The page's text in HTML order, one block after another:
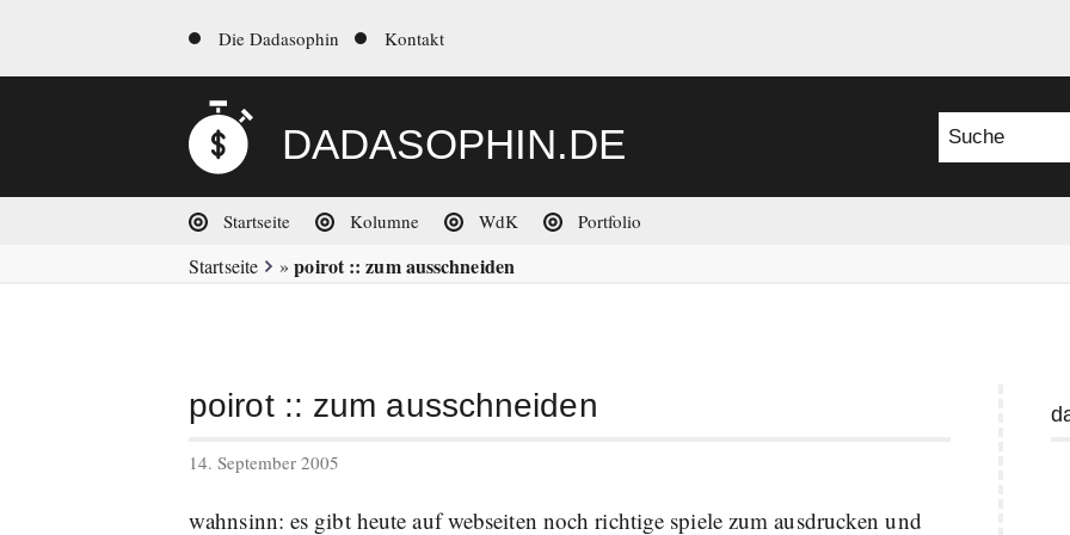
dadasophin.deMetanavigation
Die Dadasophin Kontakt
DADASOPHIN.DE Suche nach:
Hauptnavigation
Startseite Kolumne WdK Portfolio
Startseite »poirot :: zum ausschneiden
poirot :: zum ausschneiden
veröffentlicht
14. September 2005
wahnsinn: es gibt heute auf webseiten noch richtige spiele zum ausdrucken und